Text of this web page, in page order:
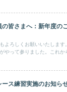
の皆さまへ：新年度の
よろしくお願いいたしま
やって参りました。これか
ース練習実施のお知ら